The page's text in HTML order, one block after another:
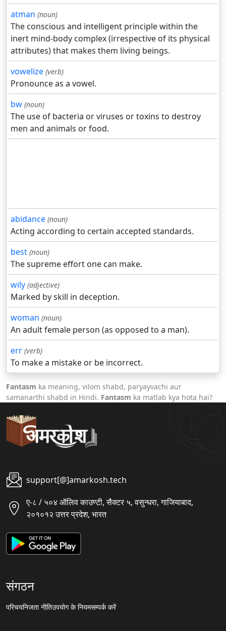
atman (noun)
The conscious and intelligent principle within the
inert mind-body complex (irrespective of its physical
attributes) that makes them living beings.
vowelize (verb)
Pronounce as a vowel.
bw (noun)
The use of bacteria or viruses or toxins to destroy
men and animals or food.
abidance (noun)
Acting according to certain accepted standards.
best (noun)
The supreme effort one can make.
wily (adjective)
Marked by skill in deception.
woman (noun)
An adult female person (as opposed to a man).
err (verb)
To make a mistake or be incorrect.
Fantasm ka meaning, vilom shabd, paryayvachi aur
samanarthi shabd in Hindi. Fantasm ka matlab kya hota hai?
support[@]amarkosh.tech
ए-८ / ५०४ ऑलिव काउण्टी, सैक्टर ५, वसुन्धरा, गाजियाबाद,
२०१०१२ उत्तर प्रदेश, भारत
संगठन
परिचयनिजता नीतिउपयोग के नियमसम्पर्क करें